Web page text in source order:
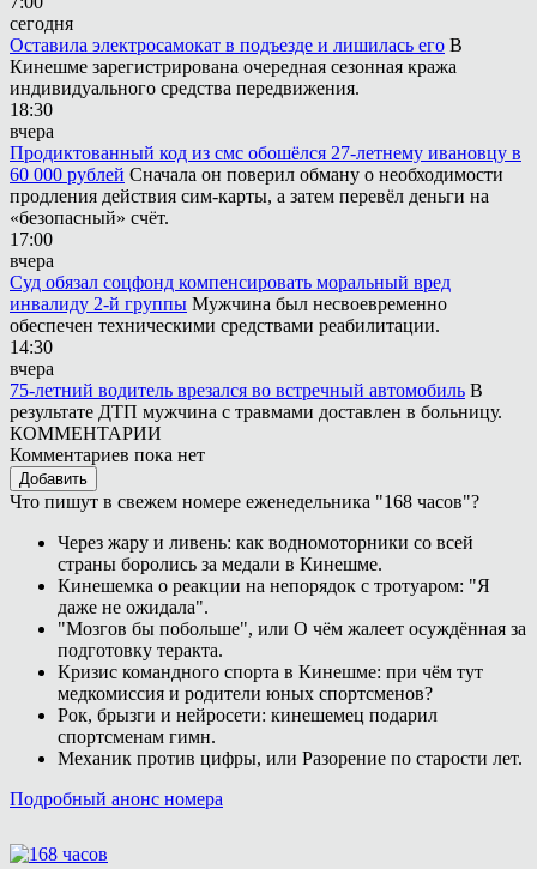
сегодня
Оставила электросамокат в подъезде и лишилась его В
Кинешме зарегистрирована очередная сезонная кража
индивидуального средства передвижения.
18:30
вчера
Продиктованный код из смс обошёлся 27-летнему ивановцу в
60 000 рублей Сначала он поверил обману о необходимости
продления действия сим-карты, а затем перевёл деньги на
«безопасный» счёт.
17:00
вчера
Суд обязал соцфонд компенсировать моральный вред
инвалиду 2-й группы Мужчина был несвоевременно
обеспечен техническими средствами реабилитации.
14:30
вчера
75-летний водитель врезался во встречный автомобиль В
результате ДТП мужчина с травмами доставлен в больницу.
КОММЕНТАРИИ
Комментариев пока нет
Добавить
Что пишут в свежем номере еженедельника "168 часов"?
Через жару и ливень: как водномоторники со всей
страны боролись за медали в Кинешме.
Кинешемка о реакции на непорядок с тротуаром: "Я
даже не ожидала".
"Мозгов бы побольше", или О чём жалеет осуждённая за
подготовку теракта.
Кризис командного спорта в Кинешме: при чём тут
медкомиссия и родители юных спортсменов?
Рок, брызги и нейросети: кинешемец подарил
спортсменам гимн.
Механик против цифры, или Разорение по старости лет.
Подробный анонс номера